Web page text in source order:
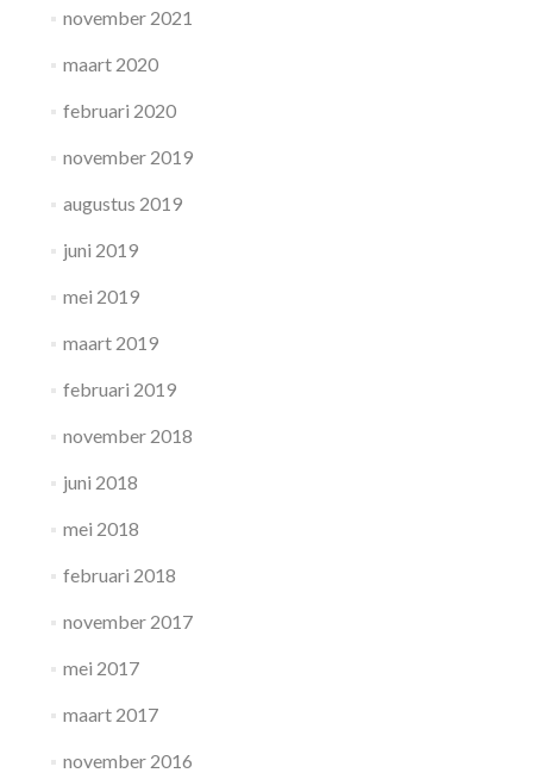
november 2021
maart 2020
februari 2020
november 2019
augustus 2019
juni 2019
mei 2019
maart 2019
februari 2019
november 2018
juni 2018
mei 2018
februari 2018
november 2017
mei 2017
maart 2017
november 2016